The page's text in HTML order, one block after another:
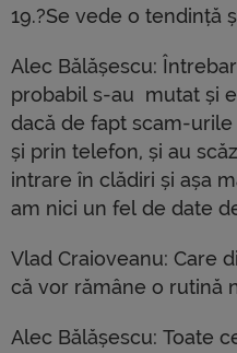
19.?Se vede o tendință
Alec Bălășescu:
probabil s-au mutat și
dacă de fapt scam-
și prin telefon, și au
intrare în clădiri și așa
am nici un fel de date
Vlad Craioveanu: Care
că vor rămâne o rutină
Alec Bălășescu: Toate